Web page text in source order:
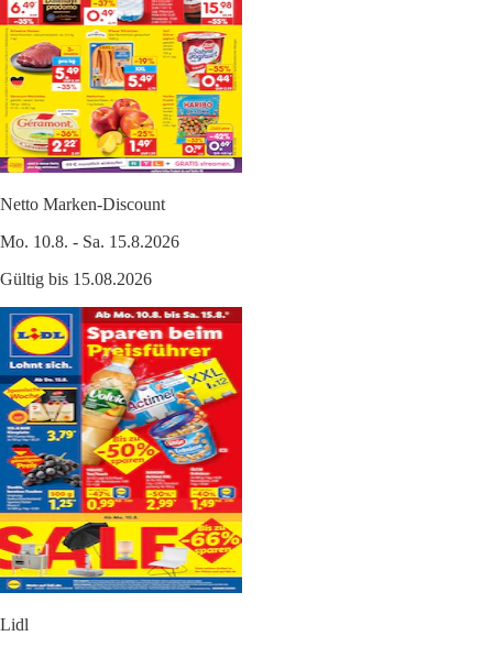
Netto Marken-Discount
Mo. 10.8. - Sa. 15.8.2026
Gültig bis 15.08.2026
Lidl